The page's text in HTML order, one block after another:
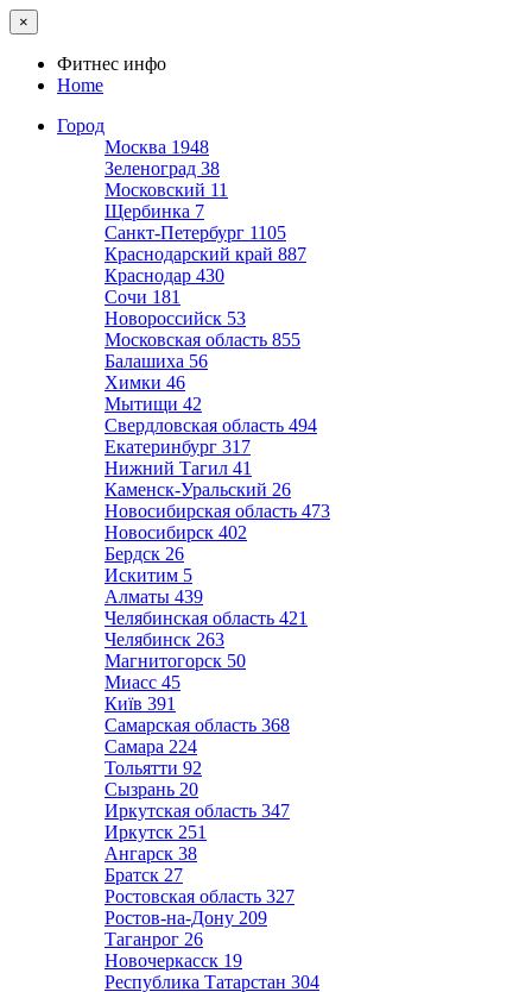
×
Фитнес инфо
Home
Город
Москва 1948
Зеленоград 38
Московский 11
Щербинка 7
Санкт-Петербург 1105
Краснодарский край 887
Краснодар 430
Сочи 181
Новороссийск 53
Московская область 855
Балашиха 56
Химки 46
Мытищи 42
Свердловская область 494
Екатеринбург 317
Нижний Тагил 41
Каменск-Уральский 26
Новосибирская область 473
Новосибирск 402
Бердск 26
Искитим 5
Алматы 439
Челябинская область 421
Челябинск 263
Магнитогорск 50
Миасс 45
Київ 391
Самарская область 368
Самара 224
Тольятти 92
Сызрань 20
Иркутская область 347
Иркутск 251
Ангарск 38
Братск 27
Ростовская область 327
Ростов-на-Дону 209
Таганрог 26
Новочеркасск 19
Республика Татарстан 304